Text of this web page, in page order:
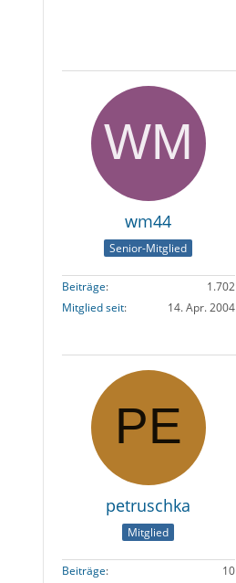
wm44
Senior-Mitglied
Beiträge
1.702
Mitglied seit
14. Apr. 2004
petruschka
Mitglied
Beiträge
10